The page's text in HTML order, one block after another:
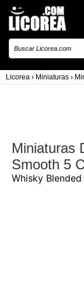
Licorea › Miniaturas ›
Miniaturas
Smooth 5
Whisky